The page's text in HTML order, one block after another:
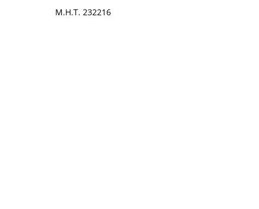
Μ.Η.Τ. 232216